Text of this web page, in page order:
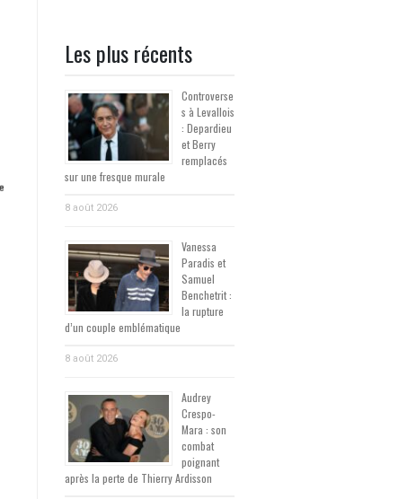
Les plus récents
Controverse
s à Levallois
: Depardieu
et Berry
remplacés
sur une fresque murale
8 août 2026
Vanessa
Paradis et
Samuel
Benchetrit :
la rupture
d’un couple emblématique
8 août 2026
Audrey
Crespo-
Mara : son
combat
poignant
après la perte de Thierry Ardisson